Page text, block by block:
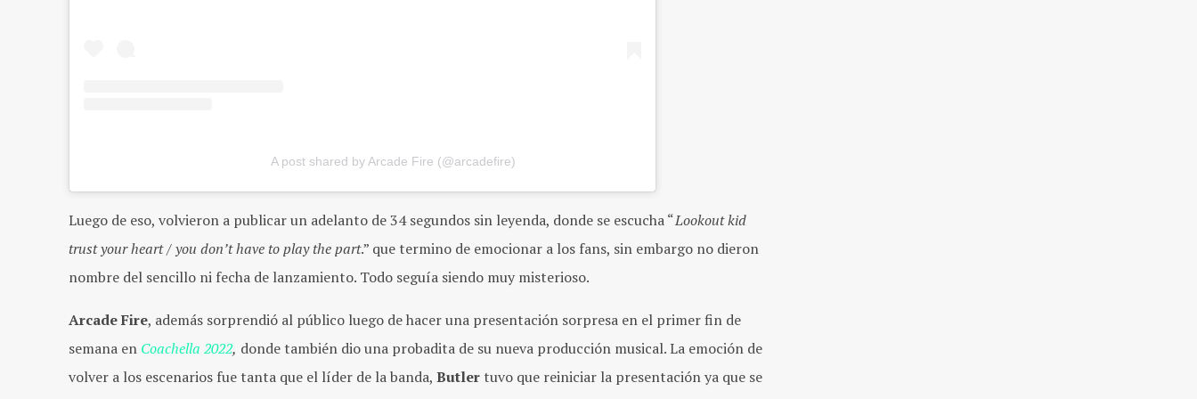
A post shared by Arcade Fire (@arcadefire)
Luego de eso, volvieron a publicar un adelanto de 34 segundos sin leyenda, donde se escucha “Lookout kid
trust your heart / you don’t have to play the part.” que termino de emocionar a los fans, sin embargo no dieron
nombre del sencillo ni fecha de lanzamiento. Todo seguía siendo muy misterioso.
Arcade Fire, además sorprendió al público luego de hacer una presentación sorpresa en el primer fin de
semana en Coachella 2022, donde también dio una probadita de su nueva producción musical. La emoción de
volver a los escenarios fue tanta que el líder de la banda, Butler tuvo que reiniciar la presentación ya que se